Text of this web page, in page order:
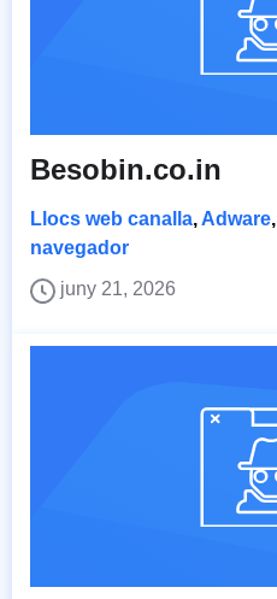
Besobin.co.in
Llocs web canalla, Adware,
navegador
juny 21, 2026